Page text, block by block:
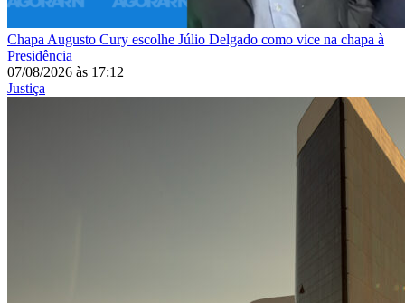
Chapa Augusto Cury escolhe Júlio Delgado como vice na chapa à
Presidência
07/08/2026 às 17:12
Justiça